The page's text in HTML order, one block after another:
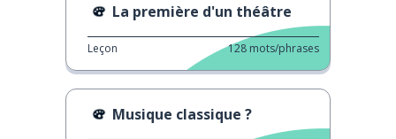
La première d'un théâtre
Leçon 128 mots/phrases
Musique classique ?